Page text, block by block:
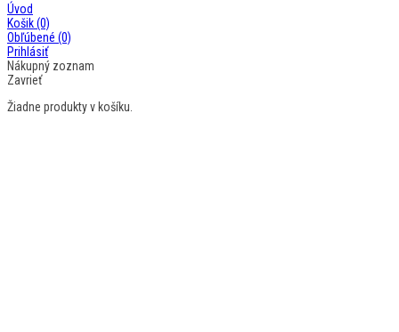
Úvod
Košik(0)
Obľúbené (0)
Prihlásiť
Nákupný zoznam
Zavrieť
Žiadne produkty v košíku.